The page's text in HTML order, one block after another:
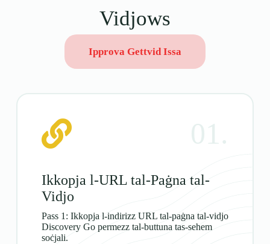
Vidjows
Ipprova Gettvid Issa
01.
Ikkopja l-URL tal-Paġna tal-
Vidjo
Pass 1: Ikkopja l-indirizz URL tal-paġna tal-vidjo
Discovery Go permezz tal-buttuna tas-sehem
soċjali.